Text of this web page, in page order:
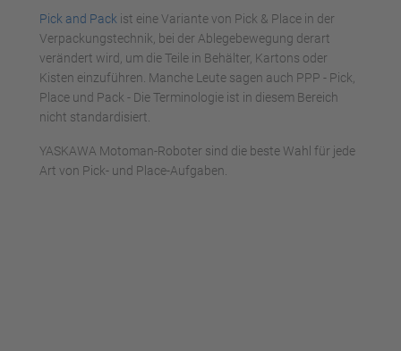
Pick and Pack ist eine Variante von Pick & Place in der
Verpackungstechnik, bei der Ablegebewegung derart
verändert wird, um die Teile in Behälter, Kartons oder
Kisten einzuführen. Manche Leute sagen auch PPP - Pick,
Place und Pack - Die Terminologie ist in diesem Bereich
nicht standardisiert.
YASKAWA Motoman-Roboter sind die beste Wahl für jede
Art von Pick- und Place-Aufgaben.